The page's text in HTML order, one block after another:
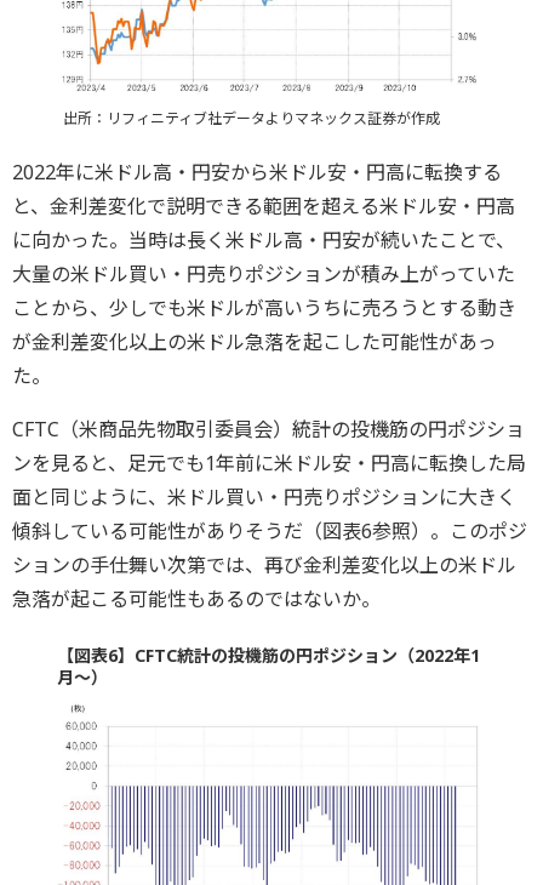
出所：リフィニティブ社データよりマネックス証券が作成
2022年に米ドル高・円安から米ドル安・円高に転換する
と、金利差変化で説明できる範囲を超える米ドル安・円高
に向かった。当時は長く米ドル高・円安が続いたことで、
大量の米ドル買い・円売りポジションが積み上がっていた
ことから、少しでも米ドルが高いうちに売ろうとする動き
が金利差変化以上の米ドル急落を起こした可能性があっ
た。
CFTC（米商品先物取引委員会）統計の投機筋の円ポジショ
ンを見ると、足元でも1年前に米ドル安・円高に転換した局
面と同じように、米ドル買い・円売りポジションに大きく
傾斜している可能性がありそうだ（図表6参照）。このポジ
ションの手仕舞い次第では、再び金利差変化以上の米ドル
急落が起こる可能性もあるのではないか。
【図表6】CFTC統計の投機筋の円ポジション（2022年1
月～）